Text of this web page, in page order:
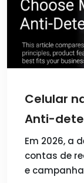
Celular
Anti-
Escolher
Em 2026, a
contas de
e